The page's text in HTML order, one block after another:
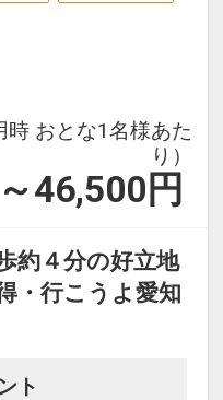
時 おとな1名様あた
り）
46,500 円
約４分の好立地
・行こうよ愛知
ト